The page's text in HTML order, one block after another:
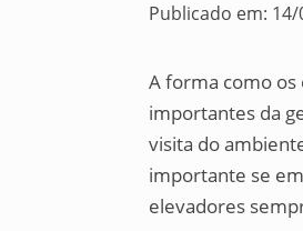
Publicado em:
A forma como
importantes da
visita do
importante se
elevadores